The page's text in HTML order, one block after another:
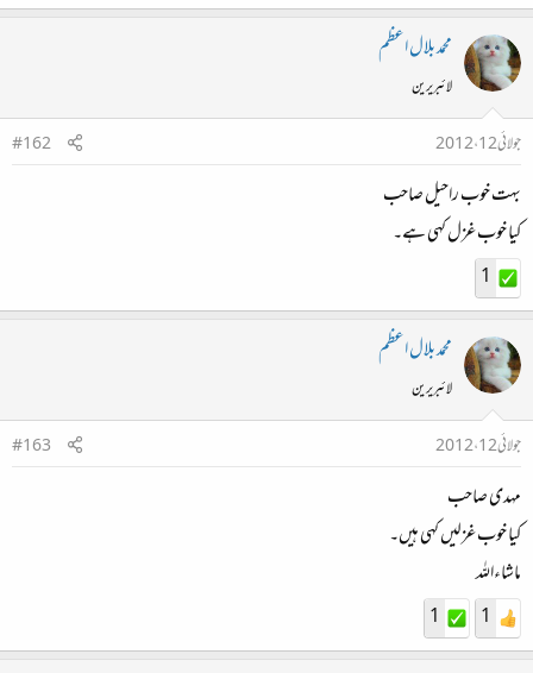
محمد بلال اعظم
لائبریرین
جولائی 12، 2012
#162
بہت خوب راحیل صاحب
کیا خوب غزل کہی ہے۔
1
محمد بلال اعظم
لائبریرین
جولائی 12، 2012
#163
مہدی صاحب
کیا خوب غزلیں کہی ہیں۔
ماشاءاللہ
1
1